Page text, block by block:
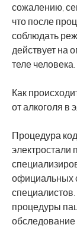
сожалению,
что после
соблюдать
действует на
теле человека.
Как
от алкоголя в
Процедура
электростали
официальных
процедуры
обследование